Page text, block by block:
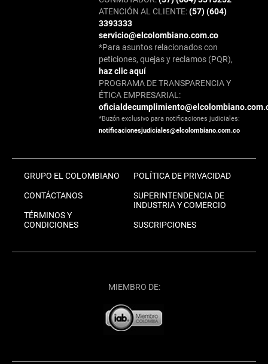
ATENCIÓN AL CLIENTE:(57) (604)
3393333
servicio@elcolombiano.com.co
*Para asuntos relacionados con
peticiones, quejas y reclamos (PQR),
haz clic aquí
PROGRAMA DE TRANSPARENCIA Y
ÉTICA EMPRESARIAL:
*Buzón exclusivo para notificaciones judiciales:
notificacionesjudiciales@elcolombiano.com.co
GRUPO EL COLOMBIANO
CONTÁCTANOS
TÉRMINOS Y
CONDICIONES
POLÍTICA DE PRIVACIDAD
SUPERINTENDENCIA DE
INDUSTRIA Y COMERCIO
SUSCRIPCIONES
MIEMBRO DE: